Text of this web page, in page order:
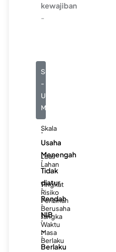
kewajiban
-
Seluruhnya
-
Usaha
Menengah
Skala
:
Usaha
Menengah
Luas
Lahan
:
Tidak
diatur
Tingkat
Risiko
:
Rendah
Perizinan
Berusaha
:
NIB
Jangka
Waktu
:
-
Masa
Berlaku
:
Berlaku